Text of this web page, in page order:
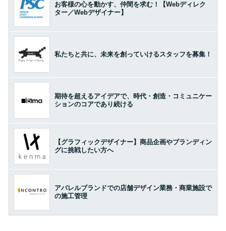
お客様の心を動かす、仲間を求む！【Webディレク
ター／Webデザイナー】
私たちと共に、未来を創っていけるスタッフを募集！
期待を超えるアイデアで、時代・創造・コミュニケー
ションのコアであり続ける
【グラフィックデザイナー】商品企画やブランディン
グに挑戦したい方へ
アパレルブランドでの店舗デザイン業務・商業施設で
の施工管理